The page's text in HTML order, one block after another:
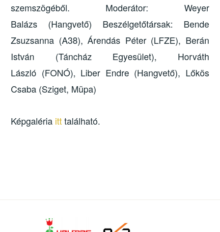
szemszögéből. Moderátor: Weyer
Balázs (Hangvető) Beszélgetőtársak: Bende
Zsuzsanna (A38), Árendás Péter (LFZE), Berán
István (Táncház Egyesület), Horváth
László (FONÓ), Liber Endre (Hangvető), Lőkös
Csaba (Sziget, Müpa)
Képgaléria itttalálható.